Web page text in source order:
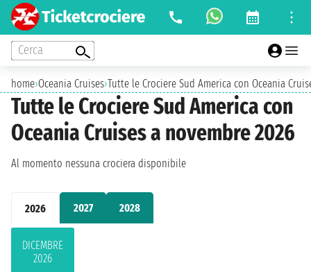
Cerca
home›Oceania Cruises›Tutte le Crociere Sud America con Oceania
Tutte le Crociere Sud America con
Oceania Cruises a novembre 2026
2026 2027 2028
DICEMBRE
2026
Al momento nessuna crociera disponibile